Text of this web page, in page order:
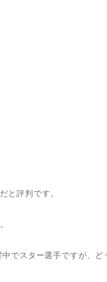
と評判です。
でスター選手ですが、ど